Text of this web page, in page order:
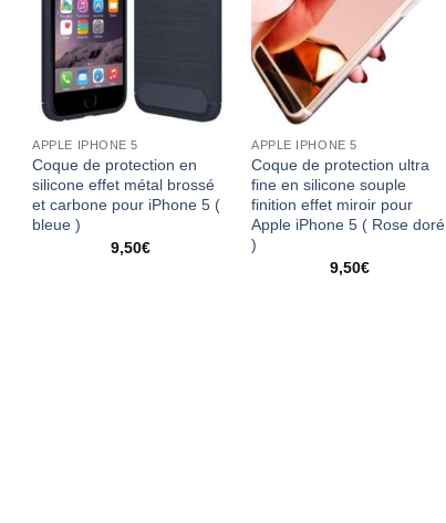
APPLE IPHONE 5
Coque de protection en
silicone effet métal brossé
et carbone pour iPhone 5 (
bleue )
9,50€
APPLE IPHONE 5
Coque de protection ultra
fine en silicone souple
finition effet miroir pour
Apple iPhone 5 ( Rose doré
)
9,50€